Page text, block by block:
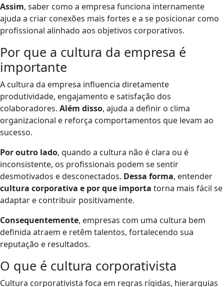
Assim, saber como a empresa funciona internamente
ajuda a criar conexões mais fortes e a se posicionar como
profissional alinhado aos objetivos corporativos.
Por que a cultura da empresa é
importante
A cultura da empresa influencia diretamente
produtividade, engajamento e satisfação dos
colaboradores. Além disso, ajuda a definir o clima
organizacional e reforça comportamentos que levam ao
sucesso.
Por outro lado, quando a cultura não é clara ou é
inconsistente, os profissionais podem se sentir
desmotivados e desconectados. Dessa forma, entender
cultura corporativa e por que importa torna mais fácil se
adaptar e contribuir positivamente.
Consequentemente, empresas com uma cultura bem
definida atraem e retêm talentos, fortalecendo sua
reputação e resultados.
O que é cultura corporativista
Cultura corporativista foca em regras rígidas, hierarquias